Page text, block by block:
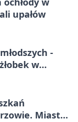
upałów
-
w
Miasto